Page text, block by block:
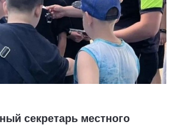
секретарь местного